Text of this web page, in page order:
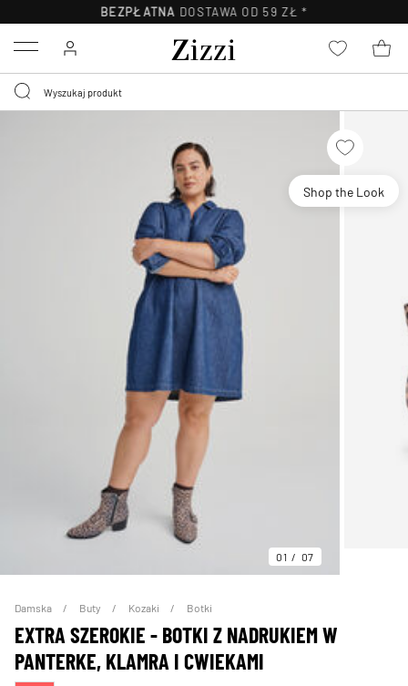
BEZPŁATNA DOSTAWA OD 59 ZŁ *
Menu
Shop the Look
01 07
Damska Buty Kozaki Botki
EXTRA SZEROKIE - BOTKI Z NADRUKIEM W
PANTERKE, KLAMRA I CWIEKAMI